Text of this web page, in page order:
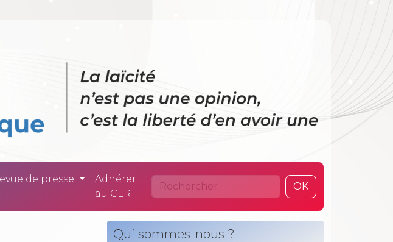
- La laïcité
de presse
Adhérer
au CLR
OK
Qui sommes-nous ?